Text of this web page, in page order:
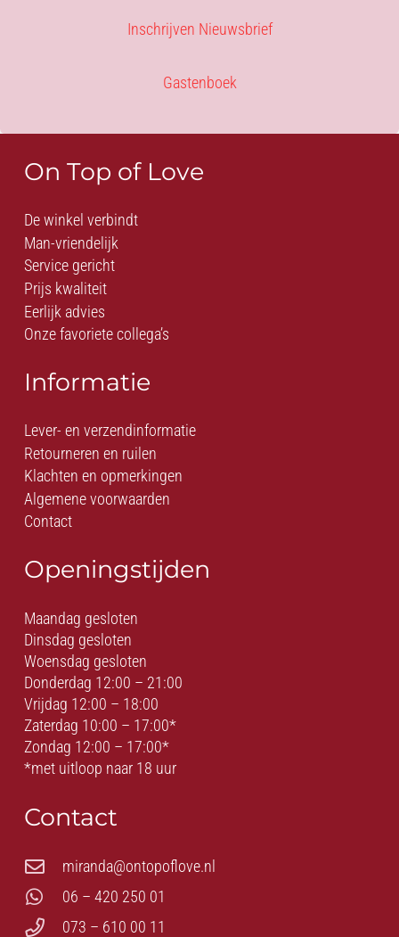
Inschrijven Nieuwsbrief
Gastenboek
On Top of Love
De winkel verbindt
Man-vriendelijk
Service gericht
Prijs kwaliteit
Eerlijk advies
Onze favoriete collega’s
Informatie
Lever- en verzendinformatie
Retourneren en ruilen
Klachten en opmerkingen
Algemene voorwaarden
Contact
Openingstijden
Maandag gesloten
Dinsdag gesloten
Woensdag gesloten
Donderdag 12:00 – 21:00
Vrijdag 12:00 – 18:00
Zaterdag 10:00 – 17:00*
Zondag 12:00 – 17:00*
*met uitloop naar 18 uur
Contact
miranda@ontopoflove.nl
06 – 420 250 01
073 – 610 00 11